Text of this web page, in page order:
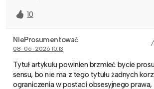
10
NieProsumentować
08-06-2026 10:13
Tytuł artykułu powinien brzmieć bycie
sensu, bo nie ma z tego tytułu żadnych
ograniczenia w postaci obsesyjnego prawa,